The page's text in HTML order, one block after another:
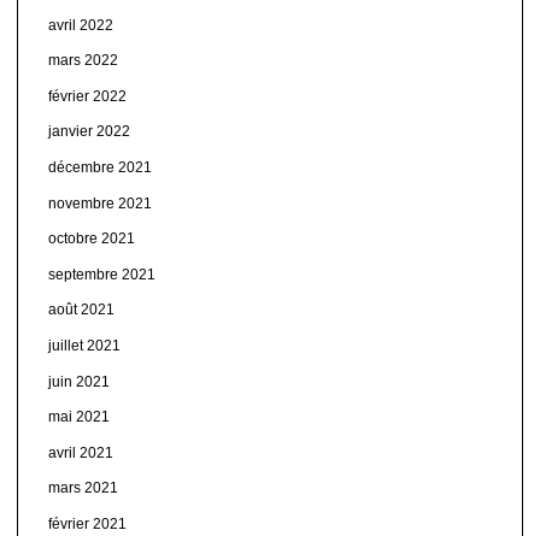
avril 2022
mars 2022
février 2022
janvier 2022
décembre 2021
novembre 2021
octobre 2021
septembre 2021
août 2021
juillet 2021
juin 2021
mai 2021
avril 2021
mars 2021
février 2021